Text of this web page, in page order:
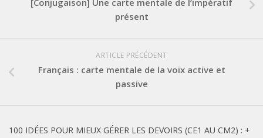
[Conjugaison] Une carte mentale de l’impératif
présent
ARTICLE PRÉCÉDENT
Français : carte mentale de la voix active et
passive
100 IDÉES POUR MIEUX GÉRER LES DEVOIRS (CE1 AU CM2) : +